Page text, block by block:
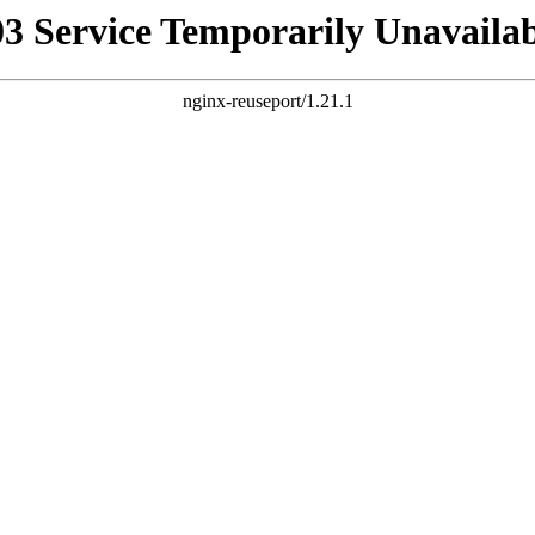
Service Temporarily
nginx-reuseport/1.21.1